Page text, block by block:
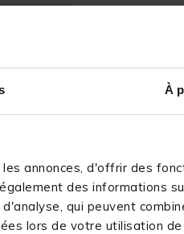
À
annonces, d'offrir des
des informations
qui peuvent
lors de votre utilisation de